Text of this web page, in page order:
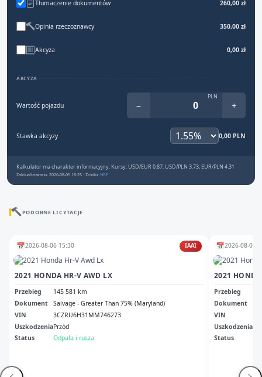
Tłumaczenie dokumentów 260,00 zł
Opinia rzeczoznawcy 350,00 zł
Akcyza 0,00 zł
AKCYZA
Wartość pojazdu −
PLN
+
Stawka akcyzy 0,00 PLN
Kalkulator ma charakter informacyjny. Kursy: USD/EUR 0.87, USD/PLN 3.73, EUR/PLN 4.31
Zaktualizowano: 2026-08-05 18:25 · Źródło: NBP
PODOBNE LICYTACJE
📅2026-08-06 15:30 IAAI
2021 HONDA HR-V AWD LX
Przebieg
145 581 km
Dokument
Salvage - Greater Than 75% (Maryland)
VIN
3CZRU6H31MM746273
UszkodzeniaPrzód
Status
Odpala i rusza
📅2026-08-06
2021
Przebieg
Dokument
VIN
Uszkodzenia
Status